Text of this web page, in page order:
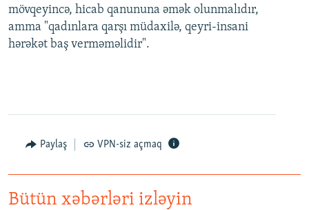
mövqeyincə, hicab qanununa əmək olunmalıdır,
amma "qadınlara qarşı müdaxilə, qeyri-insani
hərəkət baş verməməlidir".
Paylaş VPN-siz açmaq
Bütün xəbərləri izləyin